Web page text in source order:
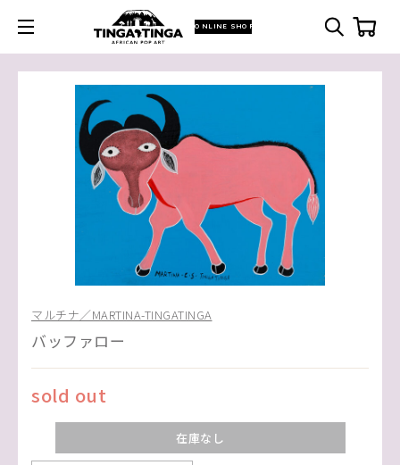
ONLINE SHOP
マルチナ／MARTINA-TINGATINGA
バッファロー
sold out
在庫なし